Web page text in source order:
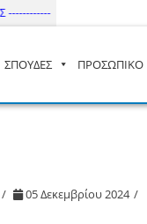
ΣΠΟΥΔΕΣ ΠΡΟΣΩΠΙΚΟ
05 Δεκεμβρίου 2024